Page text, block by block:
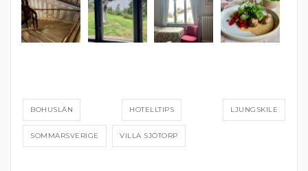
BOHUSLÄN HOTELLTIPS LJUNGSKILE
SOMMARSVERIGE VILLA SJÖTORP